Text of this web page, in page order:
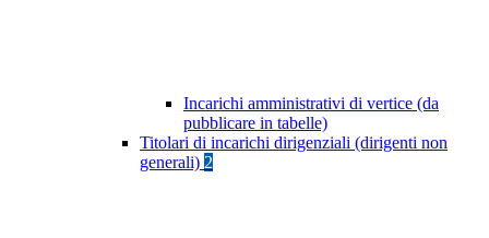
Incarichi amministrativi di vertice (da
pubblicare in tabelle)
Titolari di incarichi dirigenziali (dirigenti non
generali) 2